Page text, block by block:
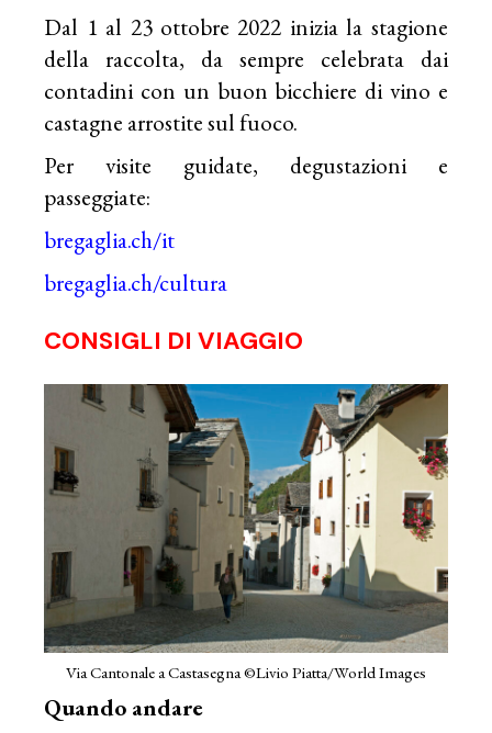
Dal 1 al 23 ottobre 2022 inizia la stagione
della raccolta, da sempre celebrata dai
contadini con un buon bicchiere di vino e
castagne arrostite sul fuoco.
Per visite guidate, degustazioni e
passeggiate:
bregaglia.ch/it
bregaglia.ch/cultura
CONSIGLI DI VIAGGIO
Via Cantonale a Castasegna ©Livio Piatta/World Images
Quando andare